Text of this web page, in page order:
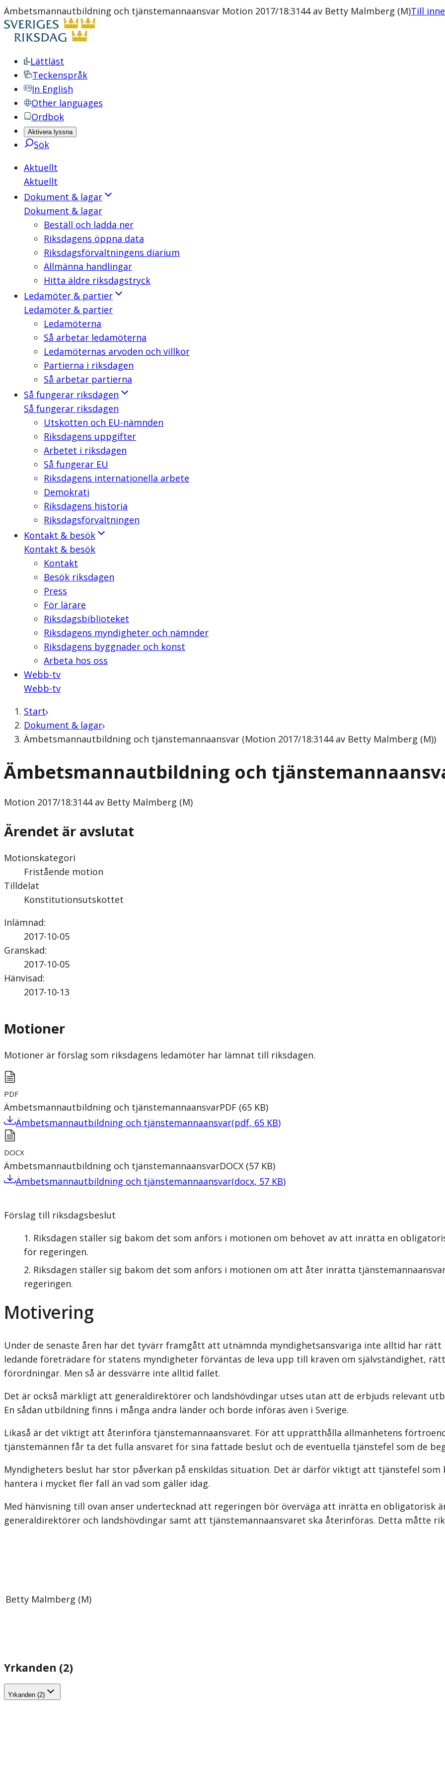
Ämbetsmannautbildning och tjänstemannaansvar Motion 2017/18:3144 av Betty Malmberg (M)Till
Lättläst
Teckenspråk
In English
Other languages
Ordbok
Aktivera lyssna
Sök
Aktuellt
Aktuellt
Dokument & lagar
Dokument & lagar
Beställ och ladda ner
Riksdagens öppna data
Riksdagsförvaltningens diarium
Allmänna handlingar
Hitta äldre riksdagstryck
Ledamöter & partier
Ledamöter & partier
Ledamöterna
Så arbetar ledamöterna
Ledamöternas arvoden och villkor
Partierna i riksdagen
Så arbetar partierna
Så fungerar riksdagen
Så fungerar riksdagen
Utskotten och EU-nämnden
Riksdagens uppgifter
Arbetet i riksdagen
Så fungerar EU
Riksdagens internationella arbete
Demokrati
Riksdagens historia
Riksdagsförvaltningen
Kontakt & besök
Kontakt & besök
Kontakt
Besök riksdagen
Press
För lärare
Riksdagsbiblioteket
Riksdagens myndigheter och nämnder
Riksdagens byggnader och konst
Arbeta hos oss
Webb-tv
Webb-tv
Start
Dokument & lagar
Ämbetsmannautbildning och tjänstemannaansvar (Motion 2017/18:3144 av Betty Malmberg (M))
Ämbetsmannautbildning och
Motion 2017/18:3144 av Betty Malmberg (M)
Ärendet är avslutat
Motionskategori
Fristående motion
Tilldelat
Konstitutionsutskottet
Inlämnad:
2017-10-05
Granskad:
2017-10-05
Hänvisad:
2017-10-13
Motioner
Motioner är förslag som riksdagens ledamöter har lämnat till riksdagen.
PDF
Ämbetsmannautbildning och tjänstemannaansvarPDF (65 KB)
Ämbetsmannautbildning och tjänstemannaansvar(pdf, 65 KB)
DOCX
Ämbetsmannautbildning och tjänstemannaansvarDOCX (57 KB)
Ämbetsmannautbildning och tjänstemannaansvar(docx, 57 KB)
Förslag till riksdagsbeslut
Riksdagen ställer sig bakom det som anförs i motionen om behovet av att inrätta en
för regeringen.
Riksdagen ställer sig bakom det som anförs i motionen om att åter inrätta
regeringen.
Motivering
Under de senaste åren har det tyvärr framgått att utnämnda myndighetsansvariga inte alltid har
ledande företrädare för statens myndigheter förväntas de leva upp till kraven om självständighet,
förordningar. Men så är dessvärre inte alltid fallet.
Det är också märkligt att generaldirektörer och landshövdingar utses utan att de erbjuds relevant
En sådan utbildning finns i många andra länder och borde införas även i Sverige.
Likaså är det viktigt att återinföra tjänstemannaansvaret. För att upprätthålla allmänhetens
tjänstemännen får ta det fulla ansvaret för sina fattade beslut och de eventuella tjänstefel som de
Myndigheters beslut har stor påverkan på enskildas situation. Det är därför viktigt att tjänstefel
hantera i mycket fler fall än vad som gäller idag.
Med hänvisning till ovan anser undertecknad att regeringen bör överväga att inrätta en obligatorisk
generaldirektörer och landshövdingar samt att tjänstemannaansvaret ska återinföras. Detta måtte
Betty Malmberg (M)
Yrkanden (2)
Yrkanden (2)